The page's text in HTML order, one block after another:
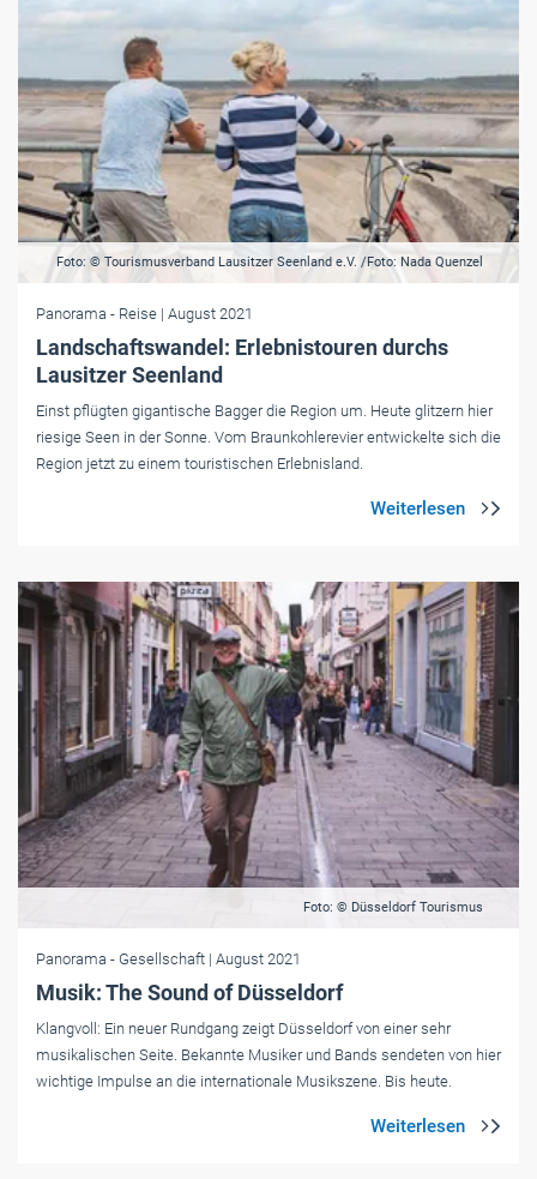
Foto: © Tourismusverband Lausitzer Seenland e.V. /Foto: Nada Quenzel
Panorama - Reise | August 2021
Landschaftswandel: Erlebnistouren durchs
Lausitzer Seenland
Einst pflügten gigantische Bagger die Region um. Heute glitzern hier
riesige Seen in der Sonne. Vom Braunkohlerevier entwickelte sich die
Region jetzt zu einem touristischen Erlebnisland.
Foto: © Düsseldorf Tourismus
Panorama - Gesellschaft | August 2021
Musik: The Sound of Düsseldorf
Klangvoll: Ein neuer Rundgang zeigt Düsseldorf von einer sehr
musikalischen Seite. Bekannte Musiker und Bands sendeten von hier
wichtige Impulse an die internationale Musikszene. Bis heute.